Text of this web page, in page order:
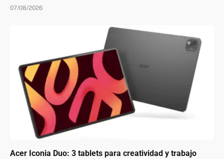
07/08/2026
Acer Iconia Duo: 3 tablets para creatividad y trabajo